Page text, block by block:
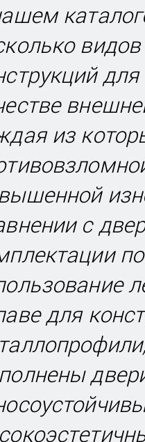
из
с
для